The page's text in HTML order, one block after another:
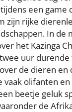
een game
zijn rijke
In de
het Kazinga
uur
de dieren en
vaak olifanten
beetje geluk
de